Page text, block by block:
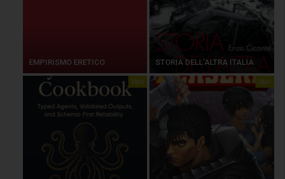
EMPIRISMO ERETICO STORIA DELL’ALTRA ITALIA
libri libri